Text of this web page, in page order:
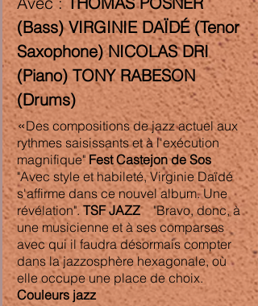
(Bass) VIRGINIE DAÏDÉ (Tenor
Saxophone) NICOLAS DRI
(Piano) TONY RABESON
(Drums)
«Des compositions de jazz actuel aux
rythmes saisissants et à l'exécution
magnifique" Fest Castejon de Sos
"Avec style et habileté, Virginie Daïdé
s'affirme dans ce nouvel album. Une
révélation". TSF JAZZ "Bravo, donc, à
une musicienne et à ses comparses
avec qui il faudra désormais compter
dans la jazzosphère hexagonale, où
elle occupe une place de choix.
Couleurs jazz